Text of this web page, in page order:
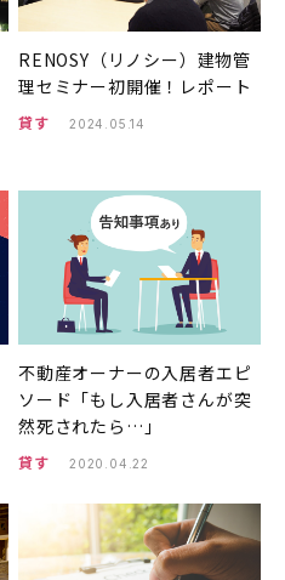
RENOSY（リノシー）建物管
理セミナー初開催！レポート
貸す 2024.05.14
不動産オーナーの入居者エピ
ソード「もし入居者さんが突
然死されたら…」
貸す 2020.04.22